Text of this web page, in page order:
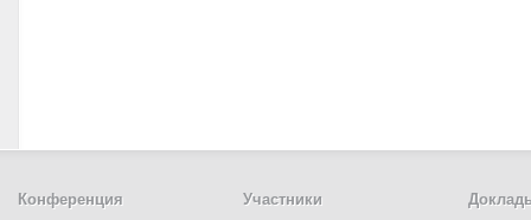
Конференция Участники